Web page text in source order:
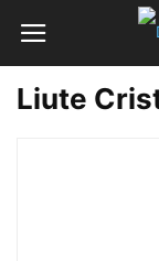
Liute